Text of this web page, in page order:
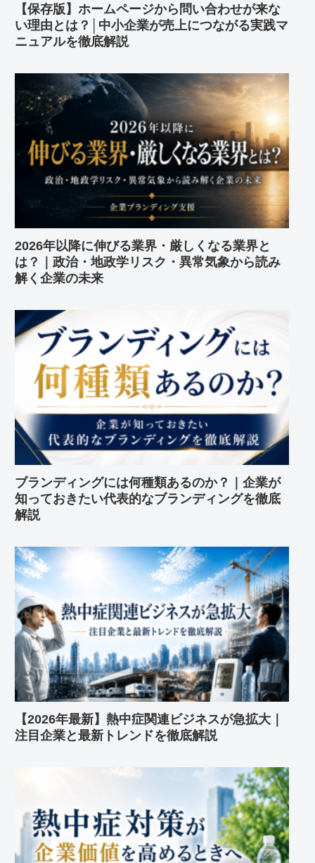
【保存版】ホームページから問い合わせが来な
い理由とは？│中小企業が売上につながる実践マ
ニュアルを徹底解説
2026年以降に伸びる業界・厳しくなる業界と
は？｜政治・地政学リスク・異常気象から読み
解く企業の未来
ブランディングには何種類あるのか？｜企業が
知っておきたい代表的なブランディングを徹底
解説
【2026年最新】熱中症関連ビジネスが急拡大｜
注目企業と最新トレンドを徹底解説